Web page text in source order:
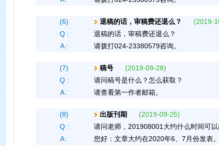
(6) 退稿的话，审稿费还退么？
(2019-
Q :
退稿的话，审稿费还退么？
A :
请拨打024-23380579咨询。
(7) 稿号
(2019-09-28)
Q :
请问稿号是什么？怎么获取？
A :
请查看第一作者邮箱。
(8) 出版刊期
(2019-09-25)
Q :
请问老师，201908001大约什么时间可
A :
您好：文章大约在2020年6、7月份发表